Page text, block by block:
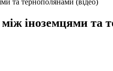
та тернополянами (відео)
іноземцями та